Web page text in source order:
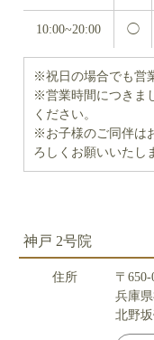
10:00~20:00 ◯
※祝日の場合でも営
※営業時間につきま
ください。
※お子様のご同伴は
ろしくお願いいたし
神戸 2号院
住所
〒650-
兵庫
北野